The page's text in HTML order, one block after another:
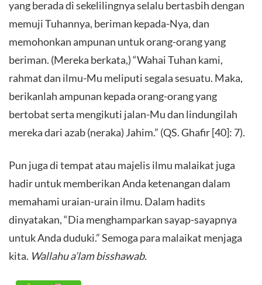
yang berada di sekelilingnya selalu bertasbih dengan
memuji Tuhannya, beriman kepada-Nya, dan
memohonkan ampunan untuk orang-orang yang
beriman. (Mereka berkata,) “Wahai Tuhan kami,
rahmat dan ilmu-Mu meliputi segala sesuatu. Maka,
berikanlah ampunan kepada orang-orang yang
bertobat serta mengikuti jalan-Mu dan lindungilah
mereka dari azab (neraka) Jahim.” (QS. Ghafir [40]: 7).
Pun juga di tempat atau majelis ilmu malaikat juga
hadir untuk memberikan Anda ketenangan dalam
memahami uraian-urain ilmu. Dalam hadits
dinyatakan, “Dia menghamparkan sayap-sayapnya
untuk Anda duduki.” Semoga para malaikat menjaga
kita. Wallahu a’lam bisshawab.